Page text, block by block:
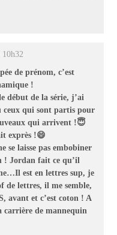
10h32
de prénom, c’est
!
début de la série, j’ai
ceux qui sont partis pour
qui arrivent !😇
exprès !😄
se laisse pas embobiner
! Jordan fait ce qu’il
est en lettres sup, je
de lettres, il me semble,
avant et c’est coton ! A
carrière de mannequin